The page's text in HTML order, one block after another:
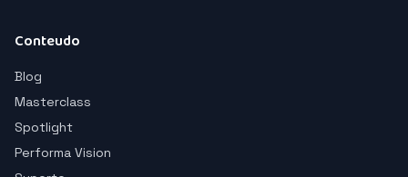
Conteudo
Blog
Masterclass
Spotlight
Performa Vision